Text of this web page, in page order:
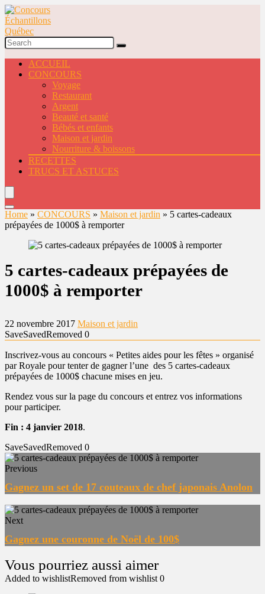
ACCUEIL
CONCOURS
Voyage
Restaurant
Argent
Beauté et santé
Bébés et enfants
Maison et jardin
Nourriture & boissons
RECETTES
TRUCS ET ASTUCES
Home » CONCOURS » Maison et jardin » 5 cartes-cadeaux
prépayées de 1000$ à remporter
5 cartes-cadeaux prépayées de
1000$ à remporter
22 novembre 2017 Maison et jardin
SaveSavedRemoved 0
Inscrivez-vous au concours « Petites aides pour les fêtes » organisé
par Royale pour tenter de gagner l’une des 5 cartes-cadeaux
prépayées de 1000$ chacune mises en jeu.
Rendez vous sur la page du concours et entrez vos informations
pour participer.
Fin : 4 janvier 2018.
SaveSavedRemoved 0
Previous
Gagnez un set de 17 couteaux de chef japonais Anolon
Next
Gagnez une couronne de Noël de 100$
Added to wishlistRemoved from wishlist 0